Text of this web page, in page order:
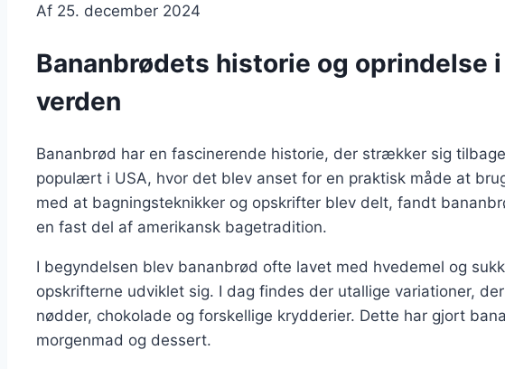
Af 25. december 2024
Bananbrødets historie og oprindelse
verden
Bananbrød har en fascinerende historie, der strækker sig
populært i USA, hvor det blev anset for en praktisk måde at
med at bagningsteknikker og opskrifter blev delt, fandt
en fast del af amerikansk bagetradition.
I begyndelsen blev bananbrød ofte lavet med hvedemel og
opskrifterne udviklet sig. I dag findes der utallige variationer,
nødder, chokolade og forskellige krydderier. Dette har gjort
morgenmad og dessert.